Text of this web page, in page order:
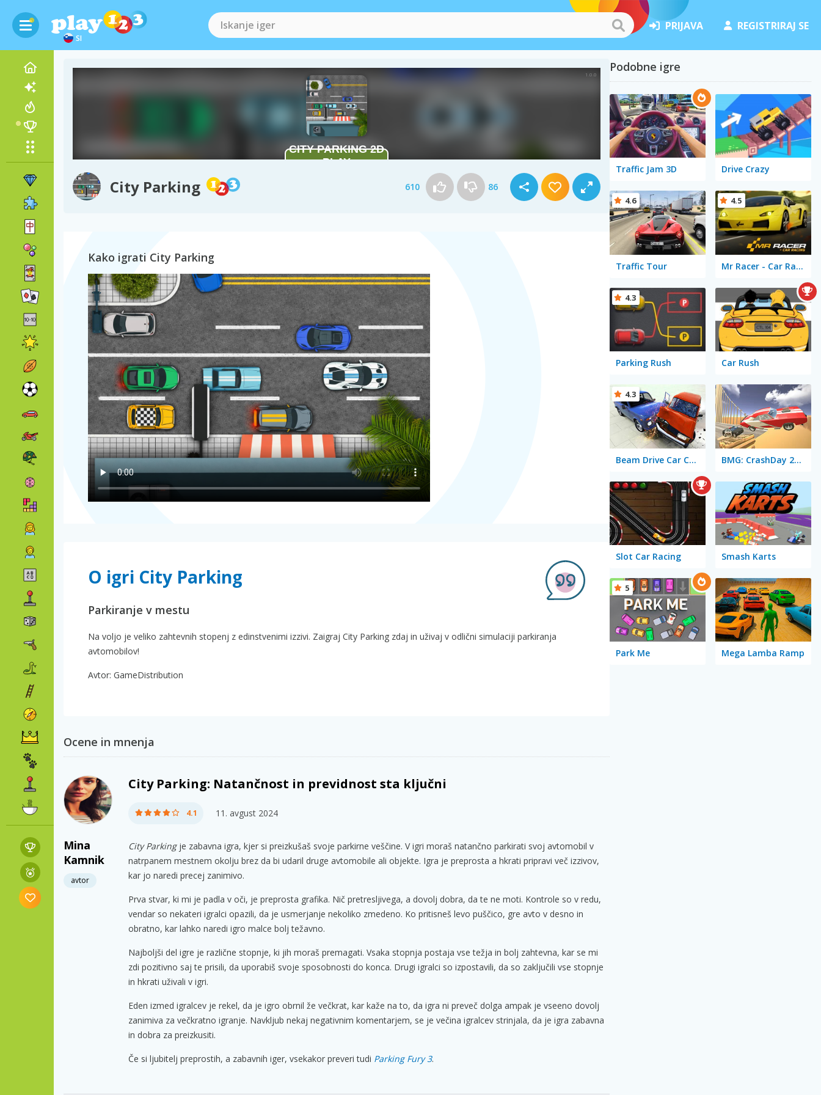
SI
PRIJAVA REGISTRIRAJ SE
City Parking 610 86
Kako igrati City Parking
O igri City Parking
Parkiranje v mestu
Na voljo je veliko zahtevnih stopenj z edinstvenimi izzivi. Zaigraj City Parking zdaj in uživaj v odlični simulaciji parkiranja
avtomobilov!
Avtor: GameDistribution
Ocene in mnenja
Mina
Kamnik
avtor
City Parking: Natančnost in previdnost sta ključni
4.1 11. avgust 2024
City Parkingje zabavna igra, kjer si preizkušaš svoje parkirne veščine. V igri moraš natančno parkirati svoj avtomobil v
natrpanem mestnem okolju brez da bi udaril druge avtomobile ali objekte. Igra je preprosta a hkrati pripravi več izzivov,
kar jo naredi precej zanimivo.
Prva stvar, ki mi je padla v oči, je preprosta grafika. Nič pretresljivega, a dovolj dobra, da te ne moti. Kontrole so v redu,
vendar so nekateri igralci opazili, da je usmerjanje nekoliko zmedeno. Ko pritisneš levo puščico, gre avto v desno in
obratno, kar lahko naredi igro malce bolj težavno.
Najboljši del igre je različne stopnje, ki jih moraš premagati. Vsaka stopnja postaja vse težja in bolj zahtevna, kar se mi
zdi pozitivno saj te prisili, da uporabiš svoje sposobnosti do konca. Drugi igralci so izpostavili, da so zaključili vse stopnje
in hkrati uživali v igri.
Eden izmed igralcev je rekel, da je igro obrnil že večkrat, kar kaže na to, da igra ni preveč dolga ampak je vseeno dovolj
zanimiva za večkratno igranje. Navkljub nekaj negativnim komentarjem, se je večina igralcev strinjala, da je igra zabavna
in dobra za preizkusiti.
Če si ljubitelj preprostih, a zabavnih iger, vsekakor preveri tudi Parking Fury 3.
Podobne igre
Traffic Jam 3D Drive Crazy
Traffic Tour
4.6
Mr Racer - Car Racing
4.5
Parking Rush
4.3
Car Rush
Beam Drive Car Crash Test Simulator
4.3
BMG: CrashDay 2025
Slot Car Racing Smash Karts
Park Me
5
Mega Lamba Ramp